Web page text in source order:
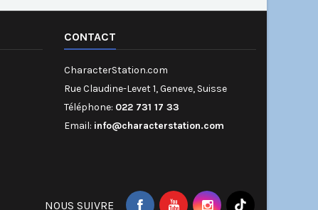
CONTACT
CharacterStation.com
Rue Claudine-Levet 1, Geneve, Suisse
Téléphone: 022 731 17 33
Email: info@characterstation.com
NOUS SUIVRE